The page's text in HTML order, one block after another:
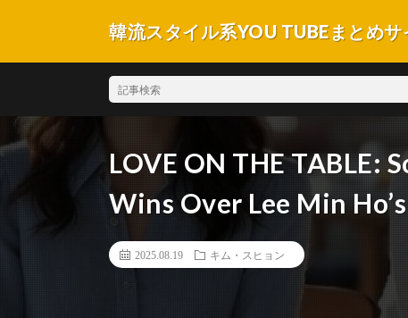
韓流スタイル系YOU TUBEまとめサ
LOVE ON THE TABLE:
Wins Over Lee Min
2025.08.19 キム・スヒョン